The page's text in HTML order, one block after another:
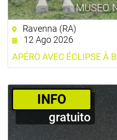
MUSEO
Ravenna (RA)
12 Ago 2026
APÉRO AVEC ÉCLIPSE À
­INFO
gratuito